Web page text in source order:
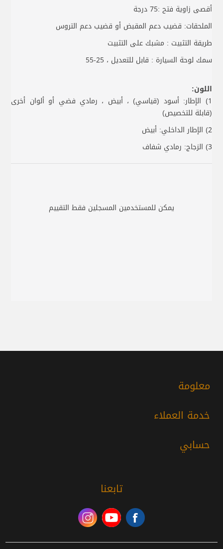
أقصى زاوية فتح :75 درجة
الملحقات: قضيب دعم المقبض أو قضيب دعم التروس
طريقة التثبيت : مشبك على التثبيت
سمك لوحة السيارة : قابل للتعديل ، 25-55
اللون:
1) الإطار: أسود (قياسي) ، أبيض ، رمادي فضي أو ألوان أخرى
(قابلة للتخصيص)
2) الإطار الداخلي: أبيض
3) الزجاج: رمادي شفاف
يمكن للمستخدمين المسجلين فقط التقييم
معلومة
خدمة العملاء
حسابي
تابعنا